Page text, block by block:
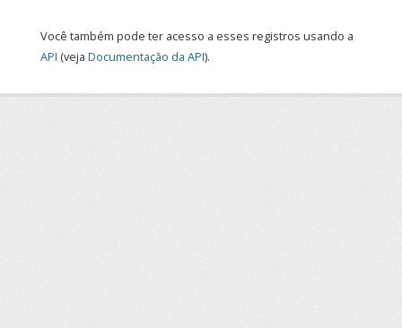
Você também pode ter acesso a esses registros usando a
API (veja Documentação da API).